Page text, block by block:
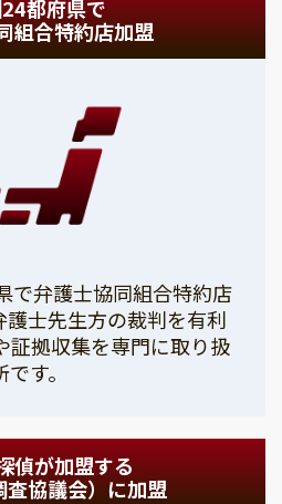
都府県で
組合特約店加盟
で弁護士協同組合特約店
護士先生方の裁判を有利
証拠収集を専門に取り扱
す。
偵が加盟する
査協議会）に加盟